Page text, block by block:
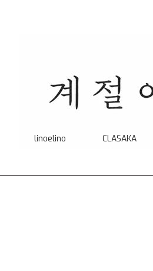
linoelino CLASAKA